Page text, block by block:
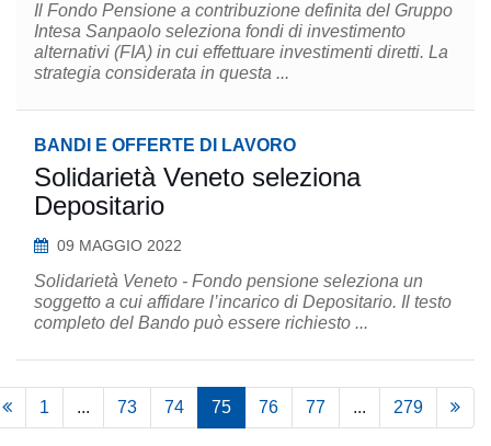
Il Fondo Pensione a contribuzione definita del Gruppo
Intesa Sanpaolo seleziona fondi di investimento
alternativi (FIA) in cui effettuare investimenti diretti. La
strategia considerata in questa ...
BANDI E OFFERTE DI LAVORO
Solidarietà Veneto seleziona
Depositario
09 MAGGIO 2022
Solidarietà Veneto - Fondo pensione seleziona un
soggetto a cui affidare l’incarico di Depositario. Il testo
completo del Bando può essere richiesto ...
1 ... 73 74 75 76 77 ... 279